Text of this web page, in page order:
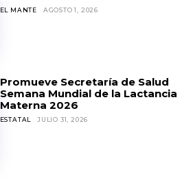
EL MANTE AGOSTO 1, 2026
Promueve Secretaría de Salud
Semana Mundial de la Lactancia
Materna 2026
ESTATAL JULIO 31, 2026